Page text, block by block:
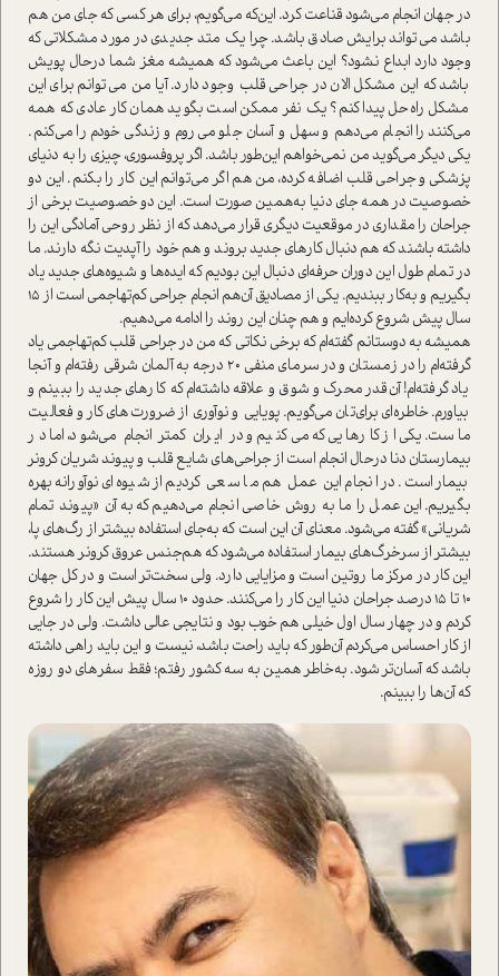
در جهان انجام می‌شود قناعت کرد. این‌که می‌گویم، برای هر کسی که جای من هم
باشد می‌تواند برایش صادق باشد. چرا یک متد جدیدی در مورد مشکلاتی که
وجود دارد ابداع نشود؟ این باعث می‌شود که همیشه مغز شما در‌حال پویش
باشد که این مشکل الان در جراحی قلب وجود دارد. آیا من می‌توانم برای این
مشکل راه‌حل پیدا کنم؟ یک نفر ممکن ا‌ست بگوید همان کار عادی که همه
می‌کنند را انجام می‌دهم و سهل و آسان جلو می‌روم و زندگی خودم را می‌کنم.
یکی دیگر می‌گوید من نمی‌خواهم این‌طور باشد. اگر پروفسوری، چیزی را به دنیای
پزشکی و جراحی قلب اضافه کرده، من هم اگر می‌توانم این کار را بکنم. این دو
خصوصیت در همه جای دنیا به‌همین صورت ا‌ست. این دو خصوصیت برخی از
جراحان را مقداری در موقعیت د‌یگری قرار می‌دهد که از نظر روحی آمادگی این را
داشته باشند که هم دنبال کارهای جدید بروند و هم خود را آپدیت نگه دارند. ما
در تمام طول این دوران حرفه‌ای دنبال این بودیم که ایده‌ها و شیوه‌های جدید یاد
بگیریم و به‌کار ببندیم. یکی از مصادیق آن‌هم انجام جراحی کم‌تهاجمی ا‌ست از 15
سال پیش شروع کرده‌ایم و هم چنان این روند را ادامه می‌دهیم.
همیشه به دوستانم گفته‌ام که برخی نکاتی که من در جراحی قلب کم‌تهاجمی یاد
گرفته‌ام را در زمستان و در سرمای منفی ۲۰ درجه به آلمان شرقی رفته‌ام و آنجا
یاد گرفته‌ام! آن‌قدر محرک و شوق و علاقه داشته‌ام که کارهای جدید را ببینم و
بیاورم. خاطره‌ای برای‌تان می‌گویم. پویایی و نوآوری از ضرورت‌های کار و فعالیت
ما‌ست. یکی از کارهایی که می‌کنیم و در ایران کمتر انجام می‌شود، اما در
بیمارستان دنا در‌حال انجام ا‌ست از جراحی‌های شایع قلب و پیوند شریان کرونر
بیمار ا‌ست. در انجام این عمل هم ما سعی کردیم از شیوه‌ای نوآورانه بهره
بگیریم. این عمل را ما به روش خاصی انجام می‌دهیم که به آن «پیوند تمام
شریانی» گفته می‌شود. معنای آن این ا‌ست که به‌جای ا‌ستفاده بیشتر از رگ‌های پا،
بیشتر از سرخرگ‌های بیمار ا‌ستفاده می‌شود که هم‌جنس عروق کرونر هستند‌.
این کار در مرکز ما روتین ا‌ست و مزایایی دارد. ولی سخت‌تر ا‌ست و در کل جهان
10 تا 15 درصد جراحان دنیا این کار را می‌کنند. حدود ۱۰ سال پیش این کار را شروع
کردم و در چهار سال اول خیلی هم خوب بود و نتایجی عالی داشت. ولی در جایی
از کار احساس می‌کردم آن‌طور که باید راحت باشد، نیست و این باید راهی داشته
باشد که آسان‌تر شود. به‌خاطر همین به سه کشور رفتم؛ فقط سفرهای دو روزه
که آن‌ها را ببینم.